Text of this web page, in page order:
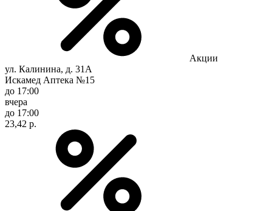
Акции
ул. Калинина, д. 31А
Искамед Аптека №15
до 17:00
вчера
до 17:00
23,42 р.